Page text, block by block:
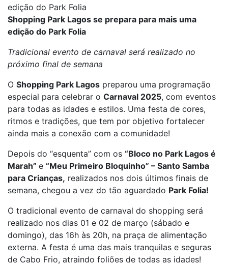
edição do Park Folia
Shopping Park Lagos se prepara para mais uma
edição do Park Folia
Tradicional evento de carnaval será realizado no
próximo final de semana
O Shopping Park Lagos preparou uma programação
especial para celebrar o Carnaval 2025, com eventos
para todas as idades e estilos. Uma festa de cores,
ritmos e tradições, que tem por objetivo fortalecer
ainda mais a conexão com a comunidade!
Depois do “esquenta” com os “Bloco no Park Lagos é
Marah” e “Meu Primeiro Bloquinho” – Santo Samba
para Crianças, realizados nos dois últimos finais de
semana, chegou a vez do tão aguardado Park Folia!
O tradicional evento de carnaval do shopping será
realizado nos dias 01 e 02 de março (sábado e
domingo), das 16h às 20h, na praça de alimentação
externa. A festa é uma das mais tranquilas e seguras
de Cabo Frio, atraindo foliões de todas as idades!